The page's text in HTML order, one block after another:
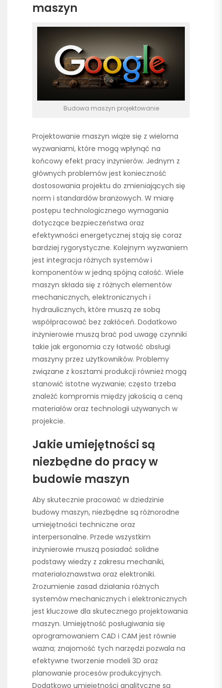
maszyn
Budowa maszyn projektowanie
Projektowanie maszyn wiąże się z wieloma
wyzwaniami, które mogą wpłynąć na
końcowy efekt pracy inżynierów. Jednym z
głównych problemów jest konieczność
dostosowania projektu do zmieniających się
norm i standardów branżowych. W miarę
postępu technologicznego wymagania
dotyczące bezpieczeństwa oraz
efektywności energetycznej stają się coraz
bardziej rygorystyczne. Kolejnym wyzwaniem
jest integracja różnych systemów i
komponentów w jedną spójną całość. Wiele
maszyn składa się z różnych elementów
mechanicznych, elektronicznych i
hydraulicznych, które muszą ze sobą
współpracować bez zakłóceń. Dodatkowo
inżynierowie muszą brać pod uwagę czynniki
takie jak ergonomia czy łatwość obsługi
maszyny przez użytkowników. Problemy
związane z kosztami produkcji również mogą
stanowić istotne wyzwanie; często trzeba
znaleźć kompromis między jakością a ceną
materiałów oraz technologii używanych w
projekcie.
Jakie umiejętności są
niezbędne do pracy w
budowie maszyn
Aby skutecznie pracować w dziedzinie
budowy maszyn, niezbędne są różnorodne
umiejętności techniczne oraz
interpersonalne. Przede wszystkim
inżynierowie muszą posiadać solidne
podstawy wiedzy z zakresu mechaniki,
materiałoznawstwa oraz elektroniki.
Zrozumienie zasad działania różnych
systemów mechanicznych i elektronicznych
jest kluczowe dla skutecznego projektowania
maszyn. Umiejętność posługiwania się
oprogramowaniem CAD i CAM jest równie
ważna; znajomość tych narzędzi pozwala na
efektywne tworzenie modeli 3D oraz
planowanie procesów produkcyjnych.
Dodatkowo umiejętności analityczne są